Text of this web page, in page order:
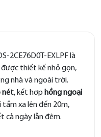
2CE76D0T-EXLPF là
thiết kế nhỏ gọn,
nhà và ngoài trời.
nét, kết hợp hồng ngoại
xa lên đến 20m,
cả ngày lẫn đêm.